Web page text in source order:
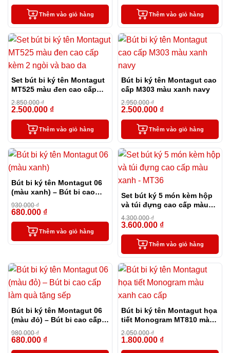
Thêm vào giỏ hàng Thêm vào giỏ hàng
Set bút bi ký tên Montagut
MT525 màu đen cao cấp
kèm 2 ngòi và bao da
2.850.000₫
2.500.000 ₫
Thêm vào giỏ hàng
Bút bi ký tên Montagut cao
cấp M303 màu xanh navy
2.950.000₫
2.500.000 ₫
Thêm vào giỏ hàng
Bút bi ký tên Montagut 06
(màu xanh) – Bút bi cao
cấp làm quà tặng sếp
930.000₫
680.000 ₫
Thêm vào giỏ hàng
Set bút ký 5 món kèm hộp
và túi đựng cao cấp màu
xanh – MT36
4.300.000₫
3.600.000 ₫
Thêm vào giỏ hàng
Bút bi ký tên Montagut 06
(màu đỏ) – Bút bi cao cấp
làm quà tặng sếp
980.000₫
680.000 ₫
Bút bi ký tên Montagut họa
tiết Monogram MT810 màu
xanh cao cấp
2.050.000₫
1.800.000 ₫